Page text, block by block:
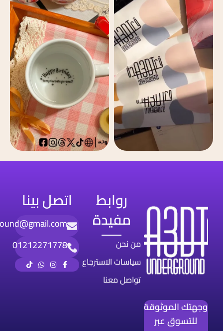
وجهتك الموثوقة
للتسوق عبر
روابط
مفيدة
من نحن
سياسات الاسترجاع
تواصل معنا
اتصل بينا
01212271778